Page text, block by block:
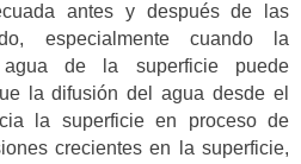
antes y después de las
especialmente cuando la
de la superficie puede
la difusión del agua desde el
la superficie en proceso de
crecientes en la superficie,